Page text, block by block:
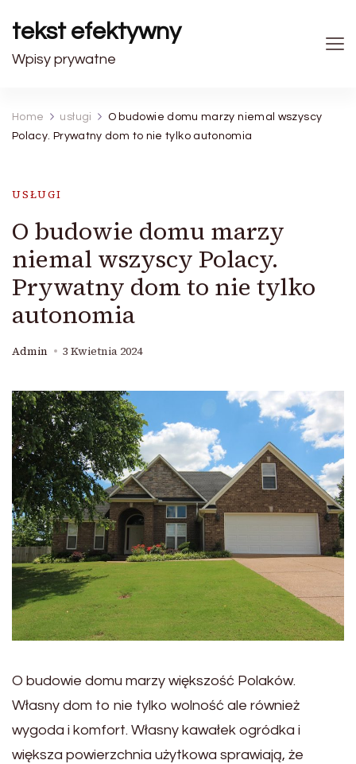
tekst efektywny
Wpisy prywatne
Home usługi
O budowie domu marzy niemal wszyscy
Polacy. Prywatny dom to nie tylko autonomia
USŁUGI
O budowie domu marzy
niemal wszyscy Polacy.
Prywatny dom to nie tylko
autonomia
Admin 3 Kwietnia 2024
O budowie domu marzy większość Polaków.
Własny dom to nie tylko wolność ale również
wygoda i komfort. Własny kawałek ogródka i
większa powierzchnia użytkowa sprawiają, że